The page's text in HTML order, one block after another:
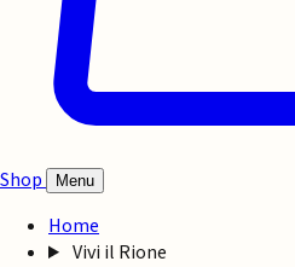
Shop Menu
Home
Vivi il Rione